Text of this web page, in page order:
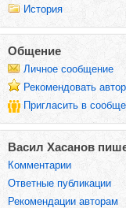
История
Общение
Личное сообщение
Рекомендовать
Пригласить в
Васил Хасанов
Комментарии
Ответные публикации
Рекомендации авторам